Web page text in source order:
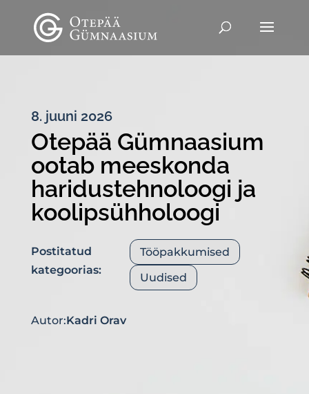
8. juuni 2026
Otepää Gümnaasium
ootab meeskonda
haridustehnoloogi ja
koolipsühholoogi
Postitatud
kategoorias:
Tööpakkumised
Uudised
Autor:Kadri Orav